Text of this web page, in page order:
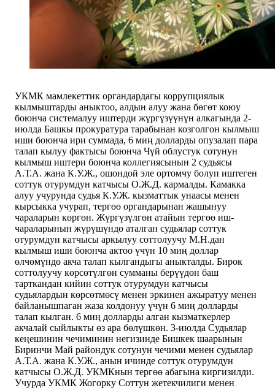
УКМК мамлекеттик органдардагы коррупциялык
кылмыштарды аныктоо, алдын алуу жана бөгөт коюу
боюнча системалуу иштерди жүргүзүүнүн алкагында 2-
июлда Башкы прокуратура тарабынан козголгон кылмыш
иши боюнча ири суммада, 6 миң долларды опузалап пара
талап кылуу фактысы боюнча Чүй облустук сотунун
кылмыш иштери боюнча коллегиясынын 2 судьясы
А.Т.А. жана К.У.Ж., ошондой эле ортомчу болуп иштеген
соттук отурумдун катчысы О.Ж.Д. кармалды. Камакка
алуу учурунда судья К.У.Ж. кызматтык унаасы менен
кырсыкка учурап, тергөө органдарынан жашынуу
чараларын көргөн. Жүргүзүлгөн атайын тергөө иш-
чараларынын жүрүшүндө аталган судьялар соттук
отурумдун катчысы аркылуу соттолуучу М.Н.дан
кылмыш иши боюнча актоо үчүн 10 миң доллар
өлчөмүндө акча талап кылгандыгы аныкталды. Бирок
соттолуучу көрсөтүлгөн сумманы берүүдөн баш
тарткандан кийин соттук отурумдун катчысы
судьялардын көрсөтмөсү менен эркинен ажыратуу менен
байланышпаган жаза колдонуу үчүн 6 миң долларды
талап кылган. 6 миң долларды алган кызматкерлер
акчалай сыйлыкты өз ара бөлүшкөн. 3-июлда Судьялар
кеңешинин чечиминин негизинде Бишкек шаарынын
Биринчи Май райондук сотунун чечими менен судьялар
А.Т.А. жана К.У.Ж., анын ичинде соттук отурумдун
катчысы О.Ж.Д. УКМКнын тергөө абагына киргизилди.
Учурда УКМК Жогорку Соттун жетекчилиги менен